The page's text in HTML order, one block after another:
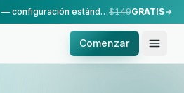
Configuración llave en mano — configuración estándar, realizada por nuestro equipo.$149GRATIS
Comenzar